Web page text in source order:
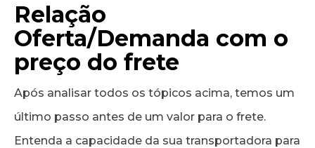
Relação
Oferta/Demanda com o
preço do frete
Após analisar todos os tópicos acima, temos um
último passo antes de um valor para o frete.
Entenda a capacidade da sua transportadora para